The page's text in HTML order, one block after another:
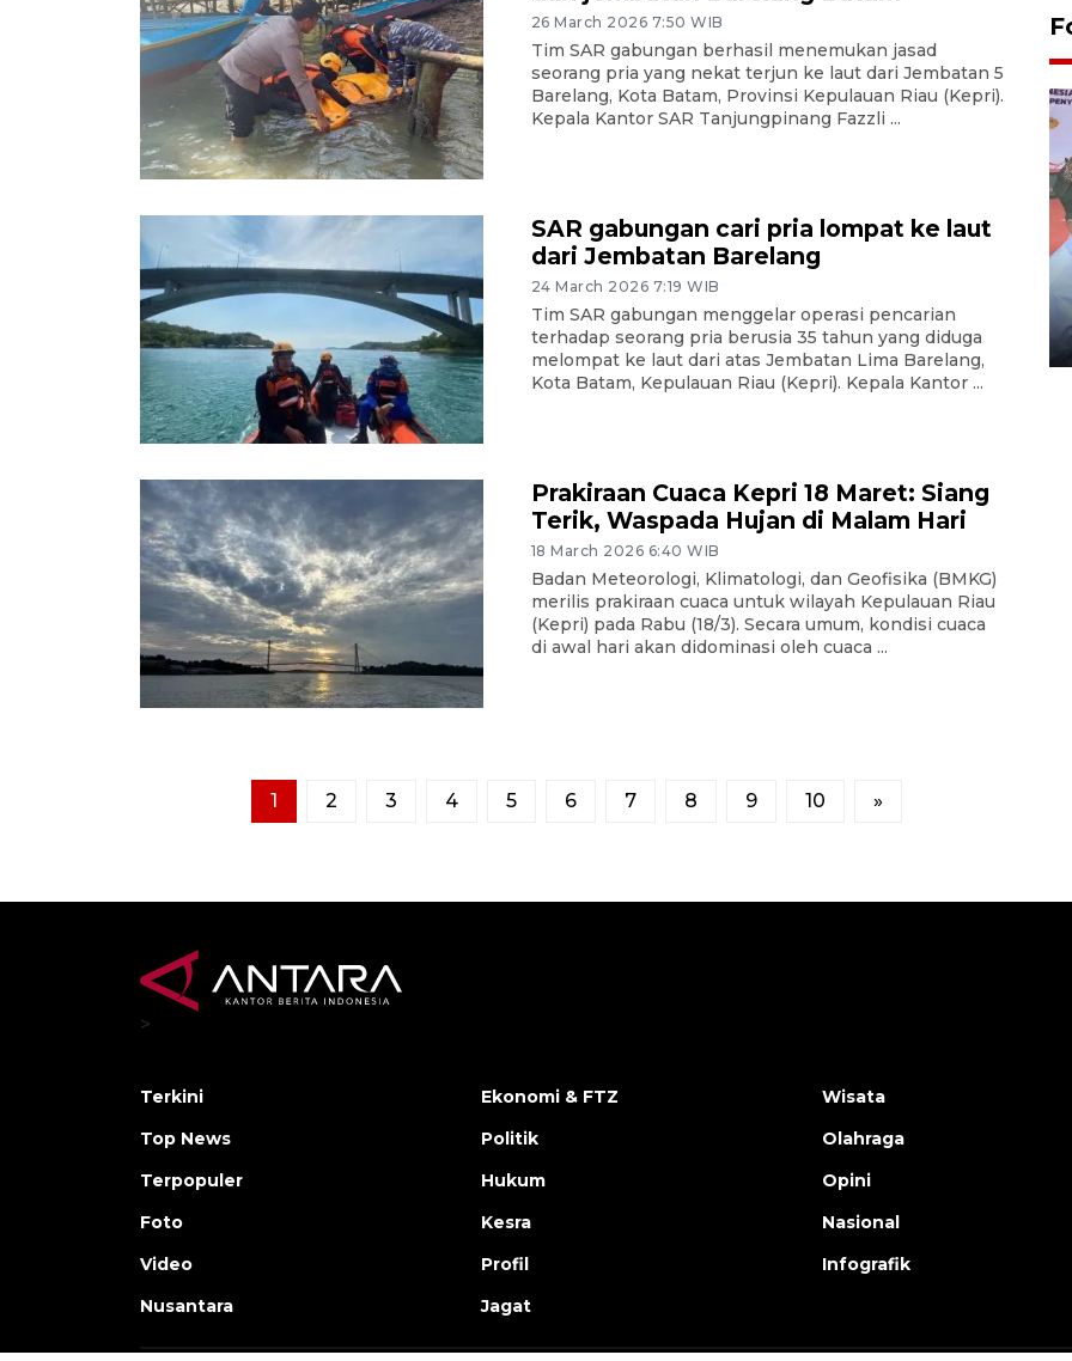
26 March 2026 7:50 WIB
Tim SAR gabungan berhasil menemukan jasad
seorang pria yang nekat terjun ke laut dari Jembatan 5
Barelang, Kota Batam, Provinsi Kepulauan Riau (Kepri).
Kepala Kantor SAR Tanjungpinang Fazzli ...
SAR gabungan cari pria lompat ke laut
dari Jembatan Barelang
24 March 2026 7:19 WIB
Tim SAR gabungan menggelar operasi pencarian
terhadap seorang pria berusia 35 tahun yang diduga
melompat ke laut dari atas Jembatan Lima Barelang,
Kota Batam, Kepulauan Riau (Kepri). Kepala Kantor ...
Prakiraan Cuaca Kepri 18 Maret: Siang
Terik, Waspada Hujan di Malam Hari
18 March 2026 6:40 WIB
Badan Meteorologi, Klimatologi, dan Geofisika (BMKG)
merilis prakiraan cuaca untuk wilayah Kepulauan Riau
(Kepri) pada Rabu (18/3). Secara umum, kondisi cuaca
di awal hari akan didominasi oleh cuaca ...
1 2 3 4 5 6 7 8 9 10 »
Distribusi logistik pemilu
gunakan mobil jenazah
08 February 2024 15:30 WIB, 2024
>
Terkini
Top News
Terpopuler
Foto
Video
Nusantara
Ekonomi & FTZ
Politik
Hukum
Kesra
Profil
Jagat
Wisata
Olahraga
Opini
Nasional
Infografik